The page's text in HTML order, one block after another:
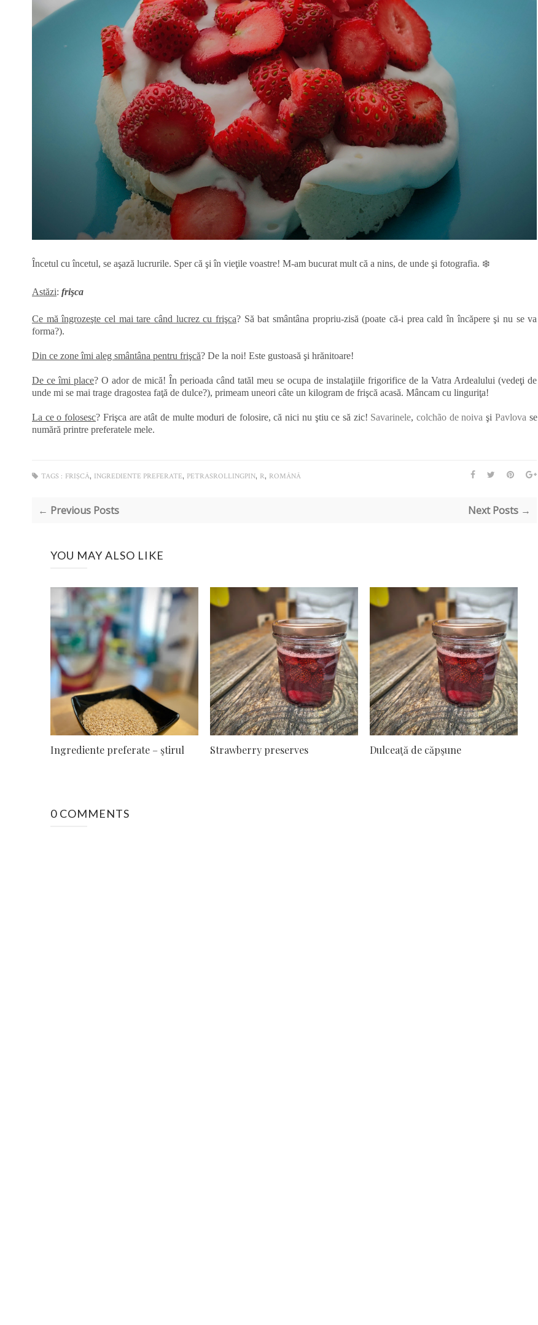
Încetul cu încetul, se aşază lucrurile. Sper că şi în vieţile voastre! M-am bucurat mult că a nins, de unde şi fotografia. ❄️
Astăzi: frişca
Ce mă îngrozeşte cel mai tare când lucrez cu frişca? Să bat smântâna propriu-zisă (poate că-i prea cald în încăpere şi nu se va
forma?).
Din ce zone îmi aleg smântâna pentru frişcă? De la noi! Este gustoasă şi hrănitoare!
De ce îmi place? O ador de mică! În perioada când tatăl meu se ocupa de instalaţiile frigorifice de la Vatra Ardealului (vedeţi de
unde mi se mai trage dragostea faţă de dulce?), primeam uneori câte un kilogram de frişcă acasă. Mâncam cu linguriţa!
La ce o folosesc? Frişca are atât de multe moduri de folosire, că nici nu ştiu ce să zic! Savarinele,colchão de noiva şi Pavlova se
numără printre preferatele mele.
TAGS : FRIŞCĂ, INGREDIENTE PREFERATE, PETRASROLLINGPIN, R, ROMÂNĂ
← Previous Posts Next Posts →
YOU MAY ALSO LIKE
Ingrediente preferate – ştirul Strawberry preserves Dulceaţă de căpşune
0 COMMENTS